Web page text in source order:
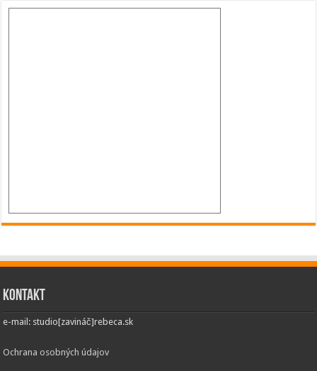
Kontakt
e-mail: studio[zavináč]rebeca.sk
Ochrana osobných údajov